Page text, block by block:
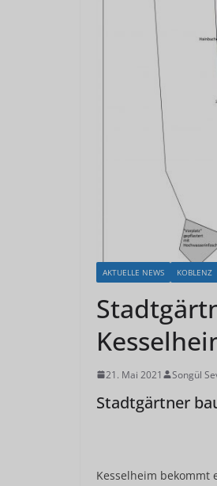
AKTUELLE NEWS KOBLENZ
21. Mai 2021 Songül
Stadtgärtner
Kesselheim bekommt